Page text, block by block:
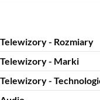
Telewizory - Rozmiary
Telewizory - Marki
Telewizory -